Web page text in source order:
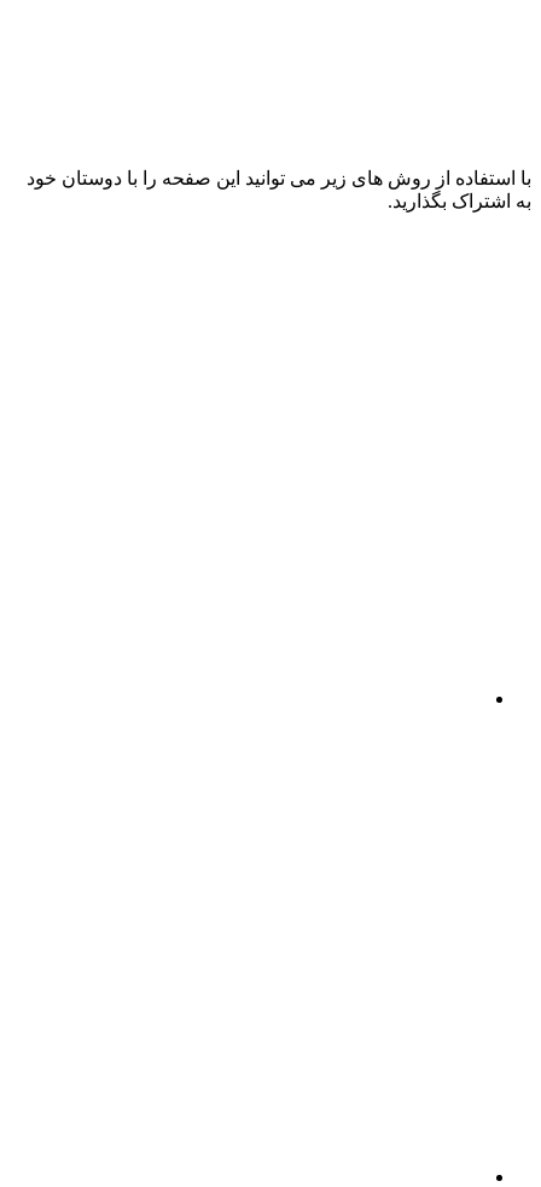
با استفاده از روش های زیر می توانید این صفحه را با دوستان خود
به اشتراک بگذارید.